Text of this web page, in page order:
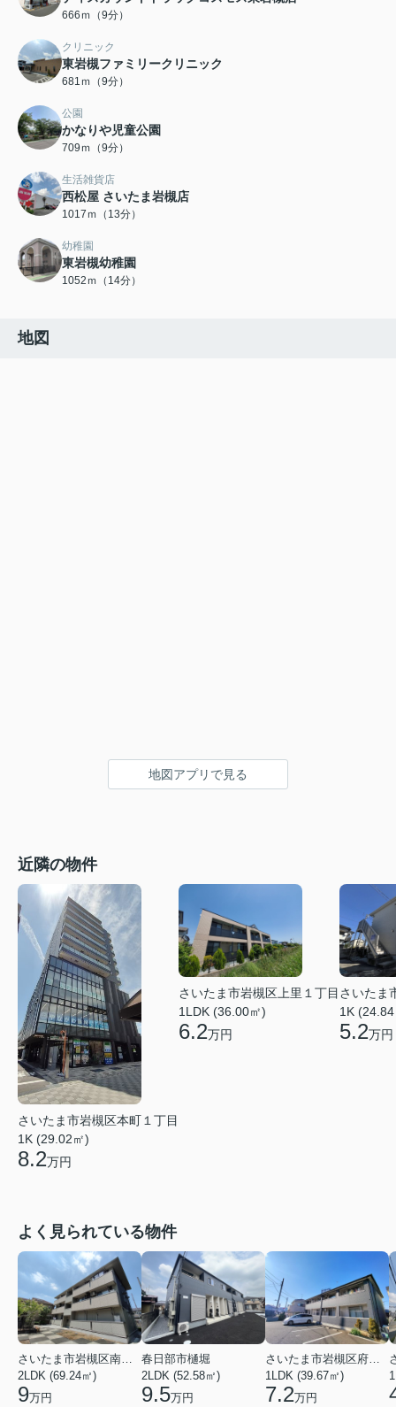
666ｍ（9分）
クリニック
東岩槻ファミリークリニック
681ｍ（9分）
公園
かなりや児童公園
709ｍ（9分）
生活雑貨店
西松屋 さいたま岩槻店
1017ｍ（13分）
幼稚園
東岩槻幼稚園
1052ｍ（14分）
地図
地図アプリで見る
近隣の物件
さいたま市岩槻区本町１丁目
1K (29.02㎡)
8.2万円
さいたま市岩槻区上里１丁目
1LDK (36.00㎡)
6.2万円
さいたま
1K
5.2万円
よく見られている物件
2LDK (69.24㎡)
9万円
春日部市樋堀
2LDK (52.58㎡)
9.5万円
1LDK (39.67㎡)
7.2万円